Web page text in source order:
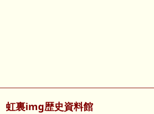
虹裏img歴史資料館